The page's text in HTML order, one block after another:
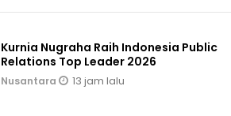
Kurnia Nugraha Raih Indonesia Public
Relations Top Leader 2026
Nusantara 13 jam lalu